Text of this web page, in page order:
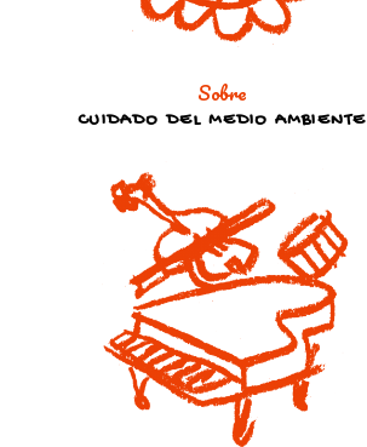
Sobre
CUIDADO DEL MEDIO AMBIENTE